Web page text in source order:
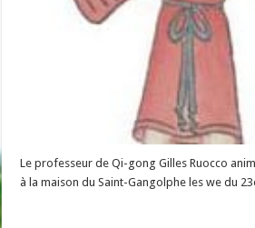
Le professeur de Qi-gong Gilles Ruocco
à la maison du Saint-Gangolphe les we du